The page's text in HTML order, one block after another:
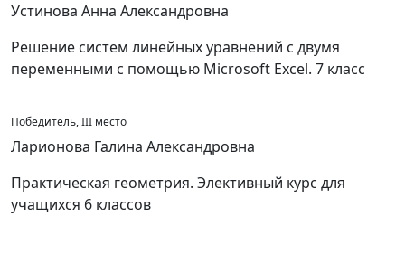
Устинова Анна Александровна
Решение систем линейных уравнений с двумя
переменными с помощью Microsoft Excel. 7 класс
Победитель, III место
Ларионова Галина Александровна
Практическая геометрия. Элективный курс для
учащихся 6 классов